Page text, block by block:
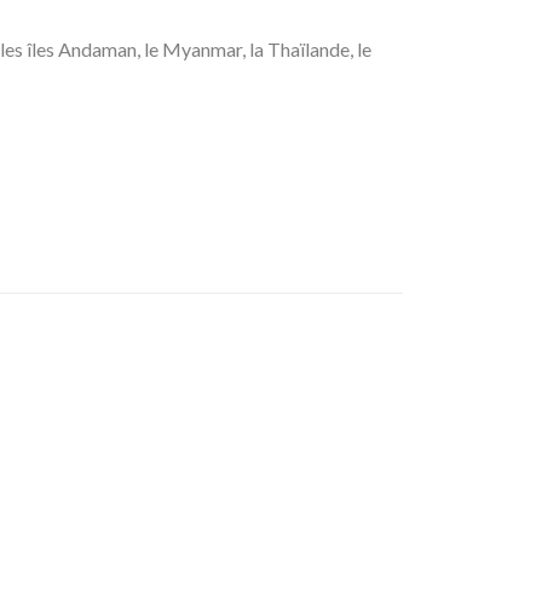
îles Andaman, le Myanmar, la Thaïlande, le